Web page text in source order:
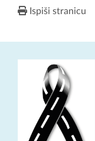
Ispiši stranicu